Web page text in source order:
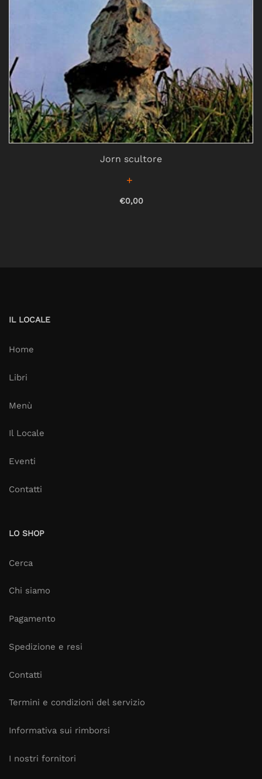
Jorn scultore
€0,00
IL LOCALE
Home
Libri
Menù
Il Locale
Eventi
Contatti
LO SHOP
Cerca
Chi siamo
Pagamento
Spedizione e resi
Contatti
Termini e condizioni del servizio
Informativa sui rimborsi
I nostri fornitori